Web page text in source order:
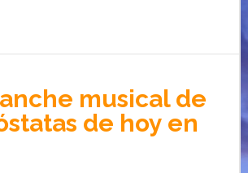
musical de
de hoy en